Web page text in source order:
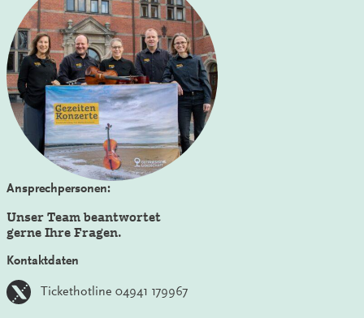
Ansprechpersonen:
Unser Team beantwortet
gerne Ihre Fragen.
Kontaktdaten
Tickethotline 04941 179967